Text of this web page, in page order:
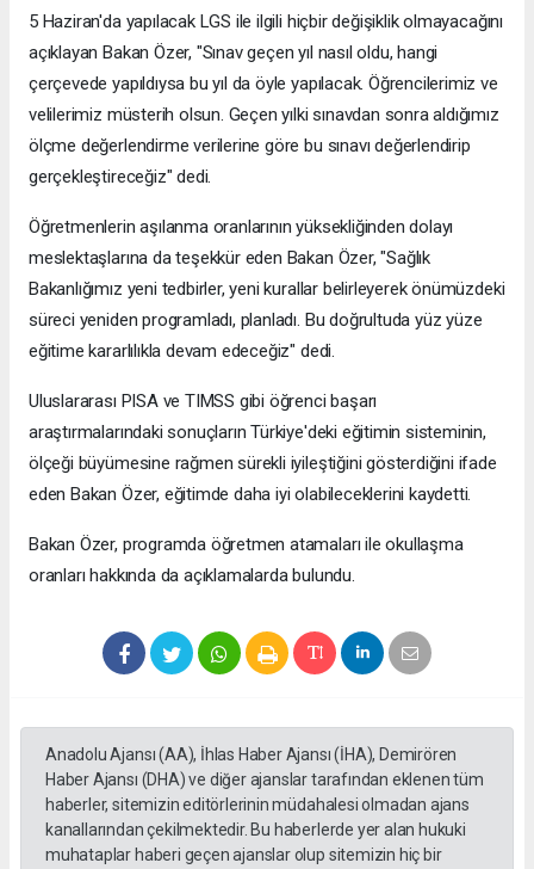
5 Haziran'da yapılacak LGS ile ilgili hiçbir değişiklik olmayacağını
açıklayan Bakan Özer, "Sınav geçen yıl nasıl oldu, hangi
çerçevede yapıldıysa bu yıl da öyle yapılacak. Öğrencilerimiz ve
velilerimiz müsterih olsun. Geçen yılki sınavdan sonra aldığımız
ölçme değerlendirme verilerine göre bu sınavı değerlendirip
gerçekleştireceğiz" dedi.
Öğretmenlerin aşılanma oranlarının yüksekliğinden dolayı
meslektaşlarına da teşekkür eden Bakan Özer, "Sağlık
Bakanlığımız yeni tedbirler, yeni kurallar belirleyerek önümüzdeki
süreci yeniden programladı, planladı. Bu doğrultuda yüz yüze
eğitime kararlılıkla devam edeceğiz" dedi.
Uluslararası PISA ve TIMSS gibi öğrenci başarı
araştırmalarındaki sonuçların Türkiye'deki eğitimin sisteminin,
ölçeği büyümesine rağmen sürekli iyileştiğini gösterdiğini ifade
eden Bakan Özer, eğitimde daha iyi olabileceklerini kaydetti.
Bakan Özer, programda öğretmen atamaları ile okullaşma
oranları hakkında da açıklamalarda bulundu.
Anadolu Ajansı (AA), İhlas Haber Ajansı (İHA), Demirören
Haber Ajansı (DHA) ve diğer ajanslar tarafından eklenen tüm
haberler, sitemizin editörlerinin müdahalesi olmadan ajans
kanallarından çekilmektedir. Bu haberlerde yer alan hukuki
muhataplar haberi geçen ajanslar olup sitemizin hiç bir